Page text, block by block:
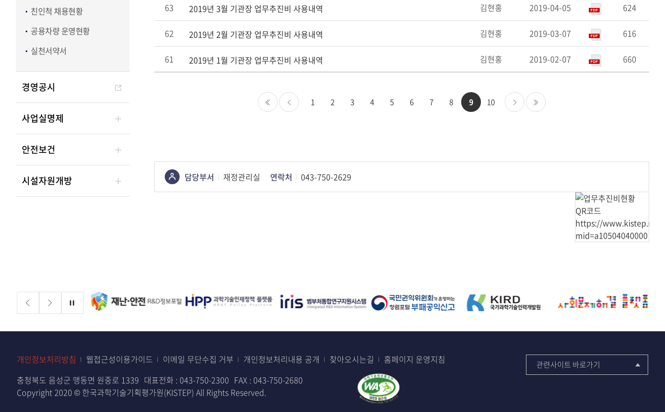
친인척 채용현황
공용차량 운영현황
실천서약서
경영공시
사업실명제
안전보건
시설자원개방
비
황
록
63 2019년 3월 기관장 업무추진비 사용내역 김현홍 2019-04-05 624
62 2019년 2월 기관장 업무추진비 사용내역 김현홍 2019-03-07 616
61 2019년 1월 기관장 업무추진비 사용내역 김현홍 2019-02-07 660
1 2 3 4 5 6 7 8 9
10
콘텐츠
정보책임자
담당부서 재정관리실 연락처 043-750-2629
배너존 정지
개인정보처리방침 웹접근성이용가이드 이메일 무단수집 거부 개인정보처리내용 공개 찾아오시는길 홈페이지 운영지침 관련사이트 바로가기
충청북도 음성군 맹동면 원중로 1339 대표전화 : 043-750-2300 FAX : 043-750-2680
Copyright 2020 © 한국과학기술기획평가원(KISTEP) All Rights Reserved.